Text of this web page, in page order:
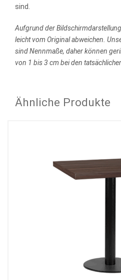
sind.
Aufgrund der
leicht vom Original abweichen.
sind Nennmaße, daher können
von 1 bis 3 cm bei den
Ähnliche Produkte